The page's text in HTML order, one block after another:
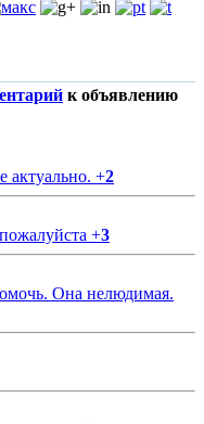
к объявлению
актуально. +2
+3
Она нелюдимая.